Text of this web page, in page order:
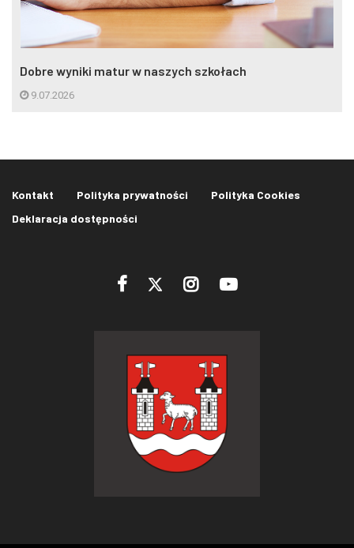
Dobre wyniki matur w naszych szkołach
9.07.2026
Kontakt Polityka prywatności
Polityka Cookies
Deklaracja dostępności